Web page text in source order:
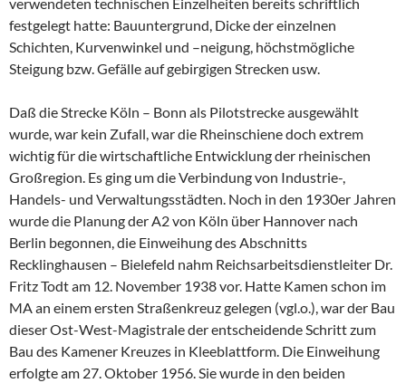
verwendeten technischen Einzelheiten bereits schriftlich
festgelegt hatte: Bauuntergrund, Dicke der einzelnen
Schichten, Kurvenwinkel und –neigung, höchstmögliche
Steigung bzw. Gefälle auf gebirgigen Strecken usw.
Daß die Strecke Köln – Bonn als Pilotstrecke ausgewählt
wurde, war kein Zufall, war die Rheinschiene doch extrem
wichtig für die wirtschaftliche Entwicklung der rheinischen
Großregion. Es ging um die Verbindung von Industrie-,
Handels- und Verwaltungsstädten. Noch in den 1930er Jahren
wurde die Planung der A2 von Köln über Hannover nach
Berlin begonnen, die Einweihung des Abschnitts
Recklinghausen – Bielefeld nahm Reichsarbeitsdienstleiter Dr.
Fritz Todt am 12. November 1938 vor. Hatte Kamen schon im
MA an einem ersten Straßenkreuz gelegen (vgl.o.), war der Bau
dieser Ost-West-Magistrale der entscheidende Schritt zum
Bau des Kamener Kreuzes in Kleeblattform. Die Einweihung
erfolgte am 27. Oktober 1956. Sie wurde in den beiden